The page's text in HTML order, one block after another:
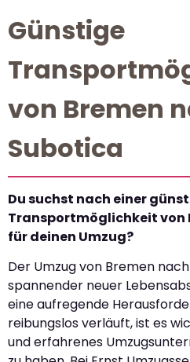
Günstige
von Bremen
Subotica
Du suchst nach einer
Transportmöglichkeit von
für deinen Umzug?
Der Umzug von Bremen
spannender neuer
eine aufregende
reibungslos verläuft, ist es
und erfahrenes